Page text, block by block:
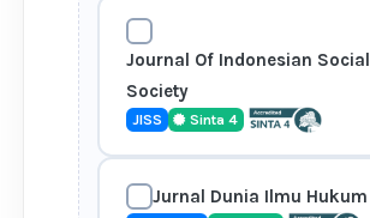
Journal Of Indonesian Social
Society
JISS Sinta 4
Jurnal Dunia Ilmu Hukum